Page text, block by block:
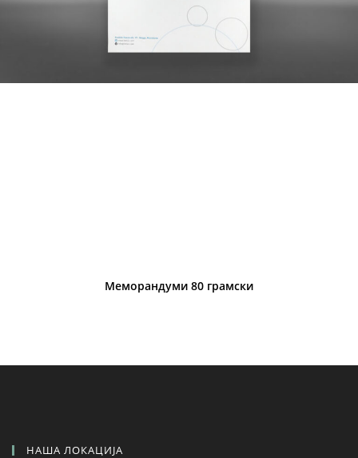
Меморандуми 80 грамски
НАША ЛОКАЦИЈА